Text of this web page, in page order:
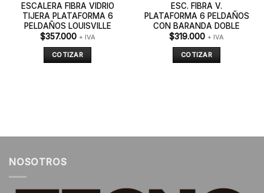
ESCALERA FIBRA VIDRIO
TIJERA PLATAFORMA 6
PELDAÑOS LOUISVILLE
$357.000 + IVA
COTIZAR
ESC. FIBRA V.
PLATAFORMA 6 PELDAÑOS
CON BARANDA DOBLE
$319.000 + IVA
COTIZAR
NOSOTROS